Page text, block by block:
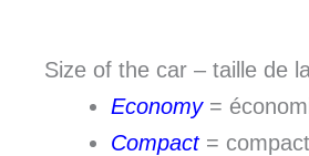
Size of the car – taille de
Economy=
Compact=